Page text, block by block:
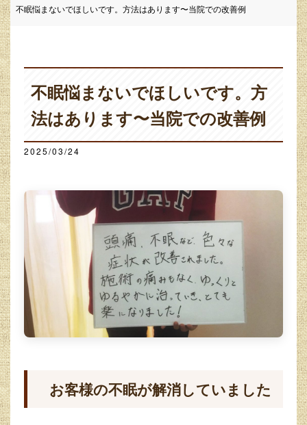
不眠悩まないでほしいです。方法はあります〜当院での改善例
不眠悩まないでほしいです。方
法はあります〜当院での改善例
2025/03/24
お客様の不眠が解消していました